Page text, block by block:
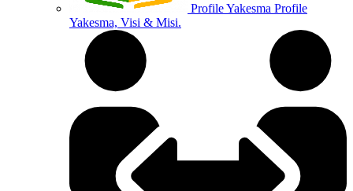
Profile Yakesma Profile
Yakesma, Visi & Misi.